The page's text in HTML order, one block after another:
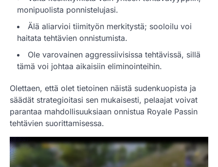
monipuolista ponnistelujasi.
Älä aliarvioi tiimityön merkitystä; sooloilu voi
haitata tehtävien onnistumista.
Ole varovainen aggressiivisissa tehtävissä, sillä
tämä voi johtaa aikaisiin eliminointeihin.
Olettaen, että olet tietoinen näistä sudenkuopista ja
säädät strategioitasi sen mukaisesti, pelaajat voivat
parantaa mahdollisuuksiaan onnistua Royale Passin
tehtävien suorittamisessa.